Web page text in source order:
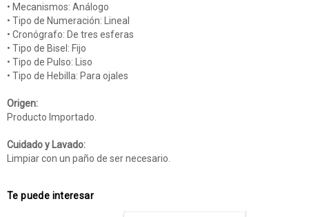
• Mecanismos: Análogo
• Tipo de Numeración: Lineal
• Cronógrafo: De tres esferas
• Tipo de Bisel: Fijo
• Tipo de Pulso: Liso
• Tipo de Hebilla: Para ojales
Origen:
Producto Importado.
Cuidado y Lavado:
Limpiar con un paño de ser necesario.
Te puede interesar